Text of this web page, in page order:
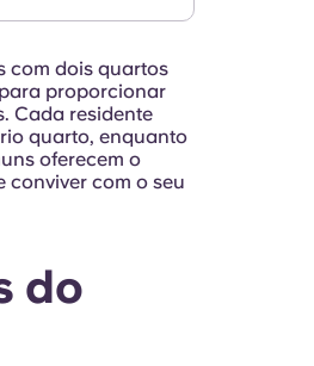
com dois quartos
proporcionar
Cada residente
quarto, enquanto
oferecem o
conviver com o seu
do